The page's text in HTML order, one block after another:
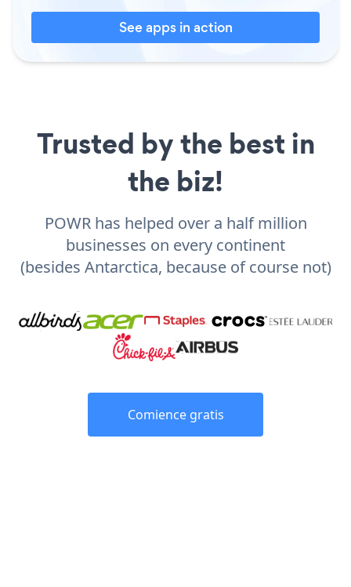
See apps in action
Trusted by the best in
the biz!
POWR has helped over a half million
businesses on every continent
(besides Antarctica, because of course not)
Comience gratis